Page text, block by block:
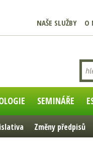
NAŠE SLUŽBY O
SEMINÁŘE
Změny předpisů